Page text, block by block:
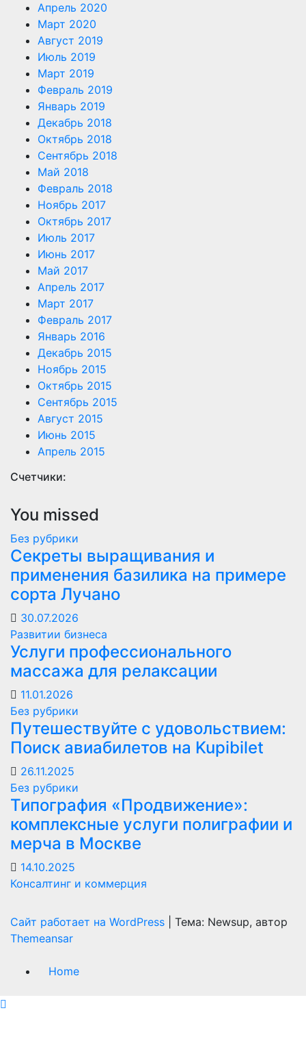
Апрель 2020
Март 2020
Август 2019
Июль 2019
Март 2019
Февраль 2019
Январь 2019
Декабрь 2018
Октябрь 2018
Сентябрь 2018
Май 2018
Февраль 2018
Ноябрь 2017
Октябрь 2017
Июль 2017
Июнь 2017
Май 2017
Апрель 2017
Март 2017
Февраль 2017
Январь 2016
Декабрь 2015
Ноябрь 2015
Октябрь 2015
Сентябрь 2015
Август 2015
Июнь 2015
Апрель 2015
Счетчики:
You missed
Без рубрики
Секреты выращивания и
применения базилика на примере
сорта Лучано
30.07.2026
Развитии бизнеса
Услуги профессионального
массажа для релаксации
11.01.2026
Без рубрики
Путешествуйте с удовольствием:
Поиск авиабилетов на Kupibilet
26.11.2025
Без рубрики
Типография «Продвижение»:
комплексные услуги полиграфии и
мерча в Москве
14.10.2025
Консалтинг и коммерция
Сайт работает на WordPress
Тема: Newsup, автор
Themeansar
Home